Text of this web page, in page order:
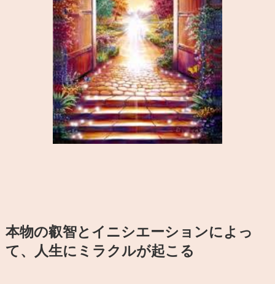
本物の叡智とイニシエーションによっ
て、人生にミラクルが起こる